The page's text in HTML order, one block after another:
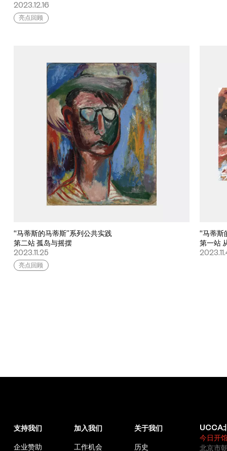
2023.12.16
亮点回顾
“马蒂斯的马蒂斯”系列公共实践
第二站 孤岛与摇摆
2023.11.25
亮点回顾
“马蒂斯
第一站
支持我们
企业赞助
加入我们
工作机会
关于我们
历史
UCCA
今日开
北京市